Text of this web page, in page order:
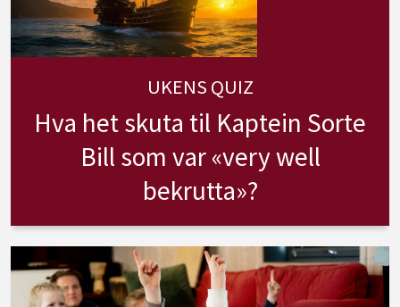
UKENS QUIZ
Hva het skuta til Kaptein Sorte
Bill som var «very well
bekrutta»?